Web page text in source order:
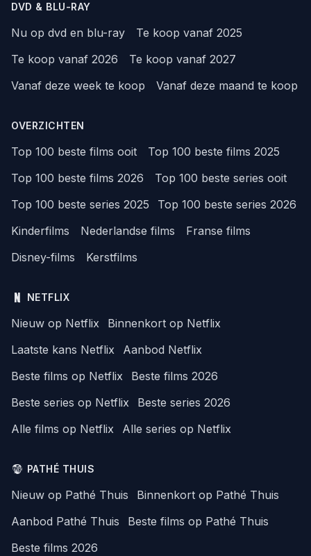
DVD & BLU-RAY
Nu op dvd en blu-ray
Te koop vanaf 2025
Te koop vanaf 2026
Te koop vanaf 2027
Vanaf deze week te koop
Vanaf deze maand te koop
OVERZICHTEN
Top 100 beste films ooit
Top 100 beste films 2025
Top 100 beste films 2026
Top 100 beste series ooit
Top 100 beste series 2025
Top 100 beste series 2026
Kinderfilms
Nederlandse films
Franse films
Disney-films
Kerstfilms
NETFLIX
Nieuw op Netflix
Binnenkort op Netflix
Laatste kans Netflix
Aanbod Netflix
Beste films op Netflix
Beste films 2026
Beste series op Netflix
Beste series 2026
Alle films op Netflix
Alle series op Netflix
PATHÉ THUIS
Nieuw op Pathé Thuis
Binnenkort op Pathé Thuis
Aanbod Pathé Thuis
Beste films op Pathé Thuis
Beste films 2026